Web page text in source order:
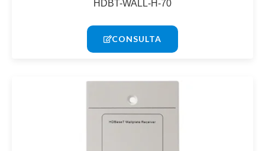
HDBT-WALL-H-70
CONSULTA